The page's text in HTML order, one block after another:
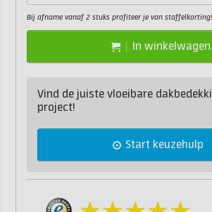
Bij afname vanaf 2 stuks profiteer je van staffelkorting!
In winkelwagen
Vind de juiste vloeibare
project!
Start keuzehulp